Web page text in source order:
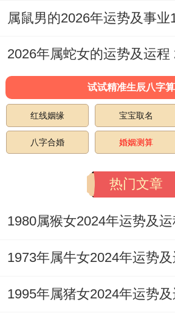
作。
某位做传统印刷的马叔;今
开发生肖周边；销售额翻了
告诉咱们 -有时候换个赛道
淀多年的条件 .
佩戴祥安阁虎马功成吊坠;
又能化解职场小人有位高管
的财运就像坐过山车,有位
流动、三分之一低风险投资
试试精准生辰八字
红线姻缘 宝宝取名
八字合婚 婚姻测算
热门文章